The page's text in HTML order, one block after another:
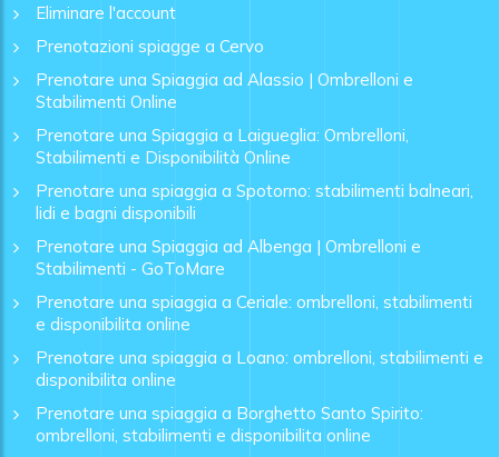
Eliminare l'account
Prenotazioni spiagge a Cervo
Prenotare una Spiaggia ad Alassio | Ombrelloni e
Stabilimenti Online
Prenotare una Spiaggia a Laigueglia: Ombrelloni,
Stabilimenti e Disponibilità Online
Prenotare una spiaggia a Spotorno: stabilimenti balneari,
lidi e bagni disponibili
Prenotare una Spiaggia ad Albenga | Ombrelloni e
Stabilimenti - GoToMare
Prenotare una spiaggia a Ceriale: ombrelloni, stabilimenti
e disponibilita online
Prenotare una spiaggia a Loano: ombrelloni, stabilimenti e
disponibilita online
Prenotare una spiaggia a Borghetto Santo Spirito:
ombrelloni, stabilimenti e disponibilita online